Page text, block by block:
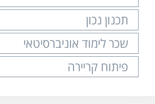
תכנון נכון
שכר לימוד אוניברסיטאי
פיתוח קריירה